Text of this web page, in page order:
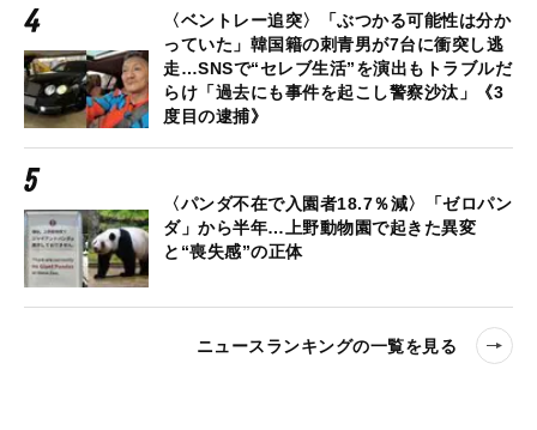
〈ベントレー追突〉「ぶつかる可能性は分か
っていた」韓国籍の刺青男が7台に衝突し逃
走…SNSで“セレブ生活”を演出もトラブルだ
らけ「過去にも事件を起こし警察沙汰」《3
度目の逮捕》
〈パンダ不在で入園者18.7％減〉「ゼロパン
ダ」から半年…上野動物園で起きた異変
と“喪失感”の正体
ニュースランキングの一覧を見る